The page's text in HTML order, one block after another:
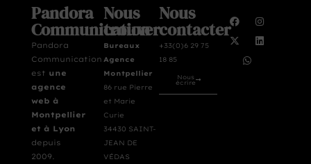
Pandora
Communication
Pandora
Communication
est une
agence
web à
Montpellier
et à Lyon
depuis
2009.
Nous
trouver
Bureaux
Agence
Montpellier
86 rue Pierre
et Marie
Curie
34430 SAINT-
JEAN DE
VÉDAS
Nous
contacter
+33(0)6 29 75
18 85
Nous
écrire